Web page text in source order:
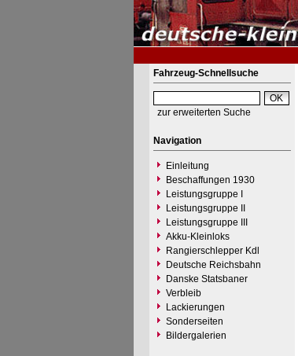
Fahrzeug-Schnellsuche
zur erweiterten Suche
Navigation
Einleitung
Beschaffungen 1930
Leistungsgruppe I
Leistungsgruppe II
Leistungsgruppe III
Akku-Kleinloks
Rangierschlepper Kdl
Deutsche Reichsbahn
Danske Statsbaner
Verbleib
Lackierungen
Sonderseiten
Bildergalerien